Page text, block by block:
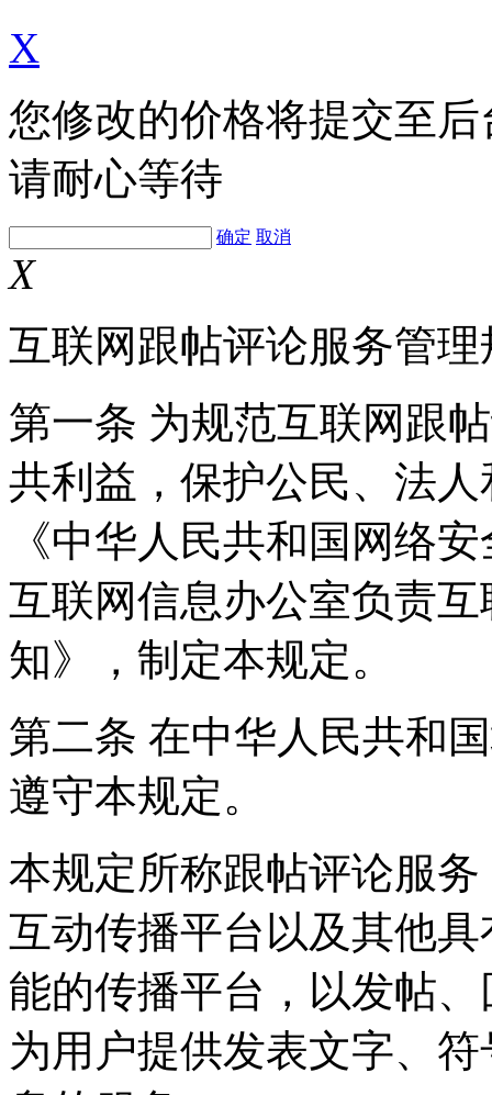
X
您修改的价格将提交至
请耐心等待
确定 取消
X
互联网跟帖评论服务管理
第一条 为规范互联网跟
共利益，保护公民、法
《中华人民共和国网络
互联网信息办公室负责
知》，制定本规定。
第二条 在中华人民共和
遵守本规定。
本规定所称跟帖评论服
互动传播平台以及其他
能的传播平台，以发帖
为用户提供发表文字、